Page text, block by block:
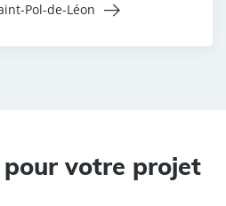
Pol-de-Léon
pour votre projet